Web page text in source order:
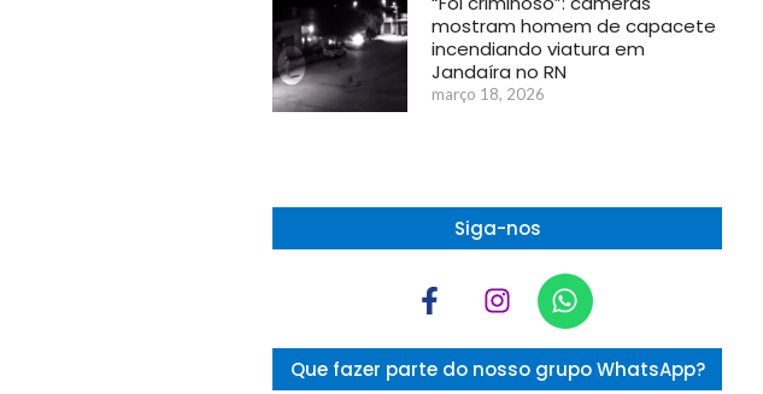
mostram homem de capacete
incendiando viatura em
Jandaíra no RN
março 18, 2026
Siga-nos
Que fazer parte do nosso grupo WhatsApp?